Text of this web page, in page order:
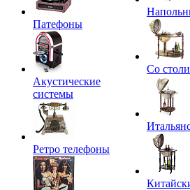
Патефоны
Акустические
системы
Ретро телефоны
Со